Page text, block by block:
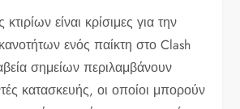
είναι κρίσιμες για την
ενός παίκτη στο Clash
σημείων περιλαμβάνουν
κατασκευής, οι οποίοι μπορούν